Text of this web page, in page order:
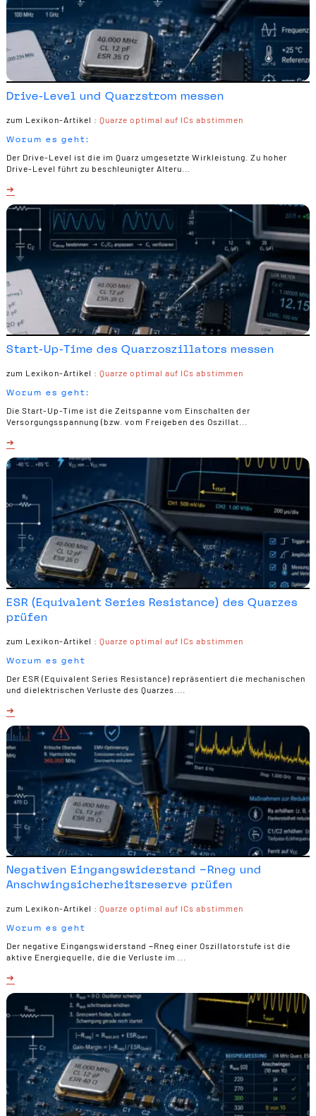
Drive-Level und Quarzstrom messen
zum Lexikon-Artikel : Quarze optimal auf ICs abstimmen
Worum es geht:
Der Drive-Level ist die im Quarz umgesetzte Wirkleistung. Zu hoher
Drive-Level führt zu beschleunigter Alteru...
Start-Up-Time des Quarzoszillators messen
zum Lexikon-Artikel : Quarze optimal auf ICs abstimmen
Worum es geht:
Die Start-Up-Time ist die Zeitspanne vom Einschalten der
Versorgungsspannung (bzw. vom Freigeben des Oszillat...
ESR (Equivalent Series Resistance) des Quarzes
prüfen
zum Lexikon-Artikel : Quarze optimal auf ICs abstimmen
Worum es geht
Der ESR (Equivalent Series Resistance) repräsentiert die mechanischen
und dielektrischen Verluste des Quarzes....
Negativen Eingangswiderstand −Rneg und
Anschwingsicherheitsreserve prüfen
zum Lexikon-Artikel : Quarze optimal auf ICs abstimmen
Worum es geht
Der negative Eingangswiderstand −Rneg einer Oszillatorstufe ist die
aktive Energiequelle, die die Verluste im ...